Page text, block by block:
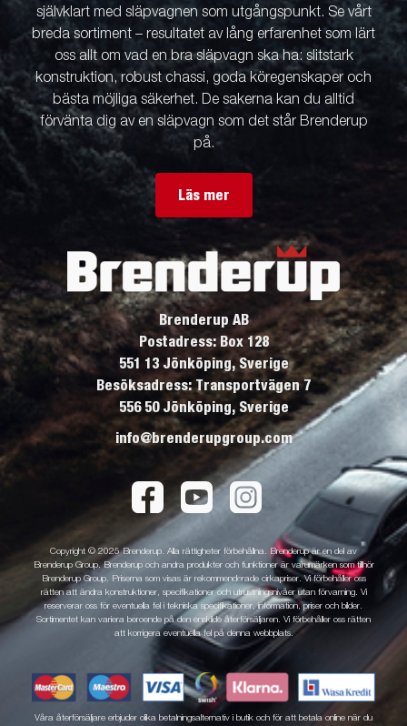
självklart med släpvagnen som utgångspunkt. Se vårt
breda sortiment – resultatet av lång erfarenhet som lärt
oss allt om vad en bra släpvagn ska ha: slitstark
konstruktion, robust chassi, goda köregenskaper och
bästa möjliga säkerhet. De sakerna kan du alltid
förvänta dig av en släpvagn som det står Brenderup
på.
Läs mer
Brenderup AB
Postadress: Box 128
551 13 Jönköping, Sverige
Besöksadress: Transportvägen 7
556 50 Jönköping, Sverige
info@brenderupgroup.com
Copyright © 2025 Brenderup. Alla rättigheter förbehållna. Brenderup är en del av
Brenderup Group. Brenderup och andra produkter och funktioner är varumärken som tillhör
Brenderup Group. Priserna som visas är rekommenderade cirkapriser. Vi förbehåller oss
rätten att ändra konstruktioner, specifikationer och utrustningsnivåer utan förvarning. Vi
reserverar oss för eventuella fel i tekniska specifikationer, information, priser och bilder.
Sortimentet kan variera beroende på den enskilde återförsäljaren. Vi förbehåller oss rätten
att korrigera eventuella fel på denna webbplats.
Våra återförsäljare erbjuder olika betalningsalternativ i butik och för att betala online när du